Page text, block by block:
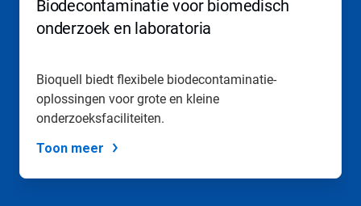
Biodecontaminatie voor biomedisch
onderzoek en laboratoria
Bioquell biedt flexibele biodecontaminatie-
oplossingen voor grote en kleine
onderzoeksfaciliteiten.
Toon meer